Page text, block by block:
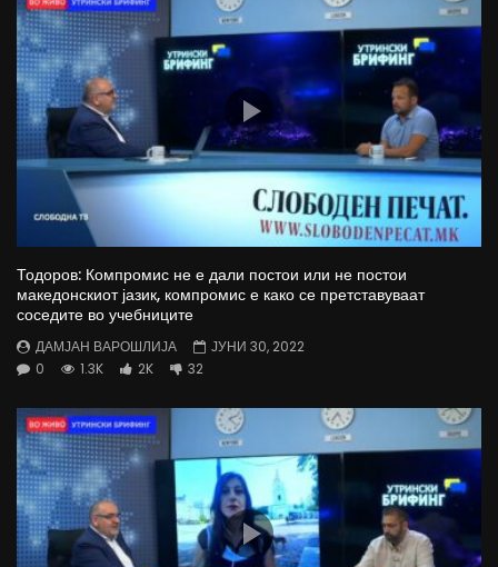
Тодоров: Компромис не е дали постои или не постои
македонскиот јазик, компромис е како се претставуваат
соседите во учебниците
ДАМЈАН ВАРОШЛИЈА
ЈУНИ 30, 2022
0
1.3K 2K 32